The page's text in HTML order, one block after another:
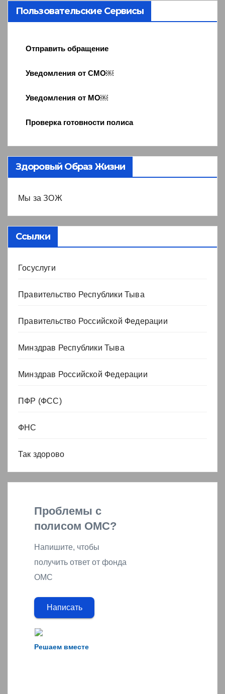
Пользовательские Сервисы
Отправить обращение
Уведомления от СМО￼
Уведомления от МО￼
Проверка готовности полиса
Здоровый Образ Жизни
Мы за ЗОЖ
Ссылки
Госуслуги
Правительство Республики Тыва
Правительство Российской Федерации
Минздрав Республики Тыва
Минздрав Российской Федерации
ПФР (ФСС)
ФНС
Так здорово
Решаем вместе
Проблемы с
полисом ОМС?
Напишите, чтобы
получить ответ от фонда
ОМС
Написать